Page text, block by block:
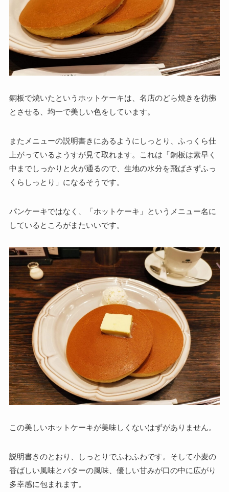
銅板で焼いたというホットケーキは、名店のどら焼きを彷彿
とさせる、均一で美しい色をしています。
またメニューの説明書きにあるようにしっとり、ふっくら仕
上がっているようすが見て取れます。これは「銅板は素早く
中までしっかりと火が通るので、生地の水分を飛ばさずふっ
くらしっとり」になるそうです。
パンケーキではなく、「ホットケーキ」というメニュー名に
しているところがまたいいです。
この美しいホットケーキが美味しくないはずがありません。
説明書きのとおり、しっとりでふわふわです。そして小麦の
香ばしい風味とバターの風味、優しい甘みが口の中に広がり
多幸感に包まれます。